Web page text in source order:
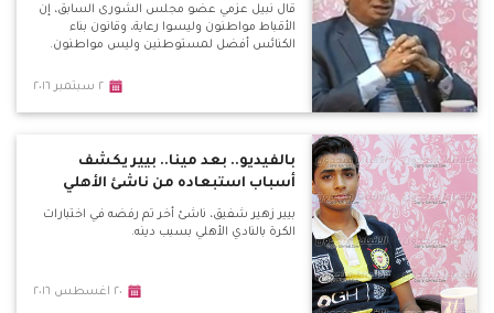
قال نبيل عزمي عضو مجلس الشورى السابق، إن
الأقباط مواطنون وليسوا رعاية، وقانون بناء
الكنائس أفضل لمستوطنين وليس مواطنون.
٢ سبتمبر ٢٠١٦
بالفيديو.. بعد مينا.. بيير يكشف
أسباب استبعاده من ناشئ الأهلي
بيير زهير شفيق، ناشئ أخر تم رفضه في اختبارات
الكرة بالنادي الأهلي بسبب دينه.
٢٠ اغسطس ٢٠١٦